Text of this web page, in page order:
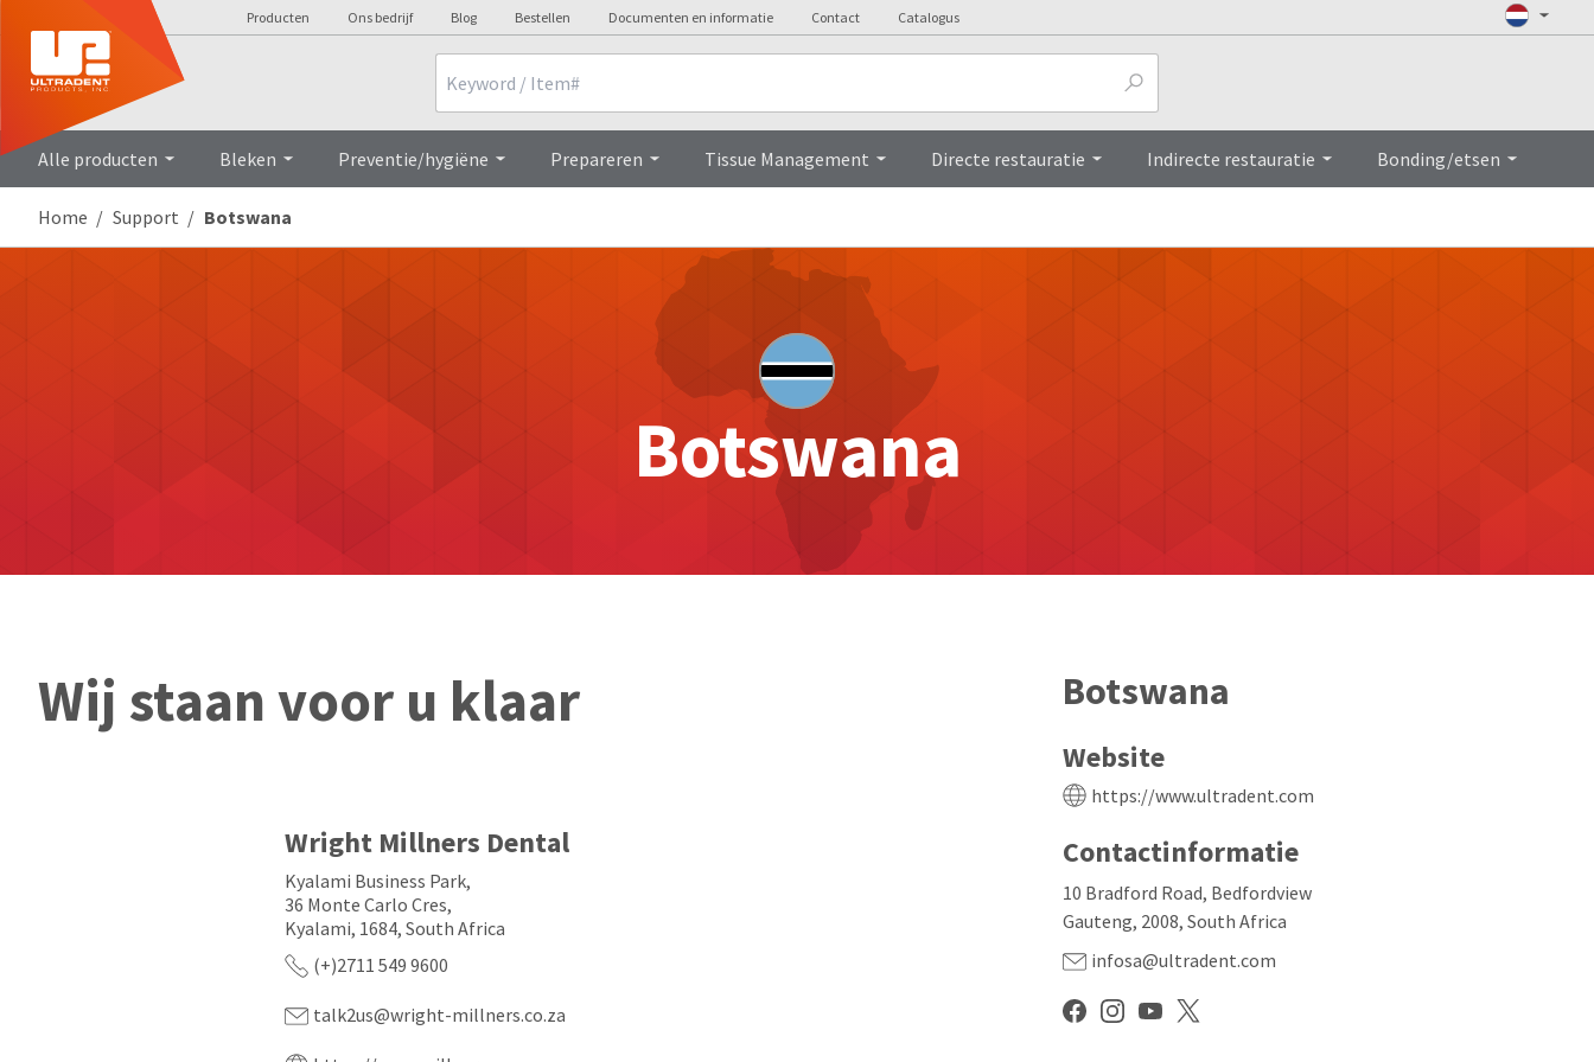
Producten Ons bedrijf Blog Bestellen Documenten en informatie Contact Catalogus
Alle producten Bleken Preventie/hygiëne Prepareren Tissue Management Directe restauratie Indirecte restauratie Bonding/etsen
Home Support Botswana
Botswana
Botswana
Website
https://www.ultradent.com
Contactinformatie
10 Bradford Road, Bedfordview
Gauteng, 2008, South Africa
infosa@ultradent.com
Wij staan voor u klaar
Wright Millners Dental
Kyalami Business Park,
36 Monte Carlo Cres,
Kyalami, 1684, South Africa
(+)2711 549 9600
talk2us@wright-millners.co.za